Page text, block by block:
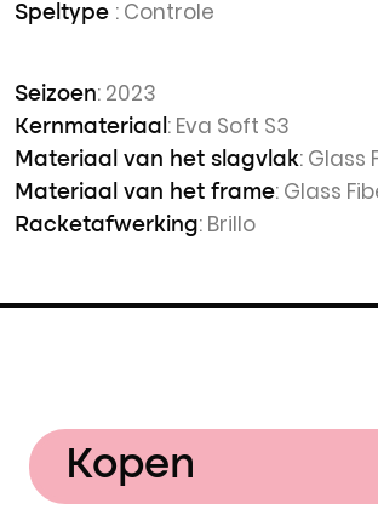
Speltype : Controle
Seizoen: 2023
Kernmateriaal : Eva Soft S3
Materiaal van het slagvlak: Glass
Materiaal van het frame: Glass
Racketafwerking: Brillo
Kopen